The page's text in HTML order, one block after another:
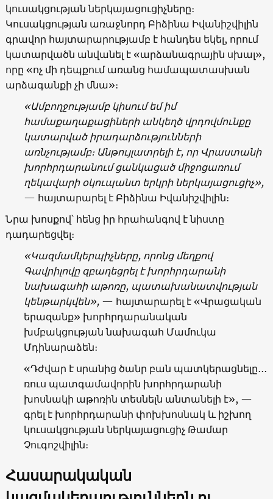
կուսակցության ներկայացուցիչները։
Կուսակցության առաջնորդ Բիձինա Իվանիշվիլին
գրավոր հայտարարությամբ է հանդես եկել, որում
կատարվածն անվանել է «արձանագրային սխալ»,
որը «ոչ մի դեպքում առանց համապատասխան
արձագանքի չի մնա»։
«Ամբողջությամբ կիսում եմ իմ
համաքաղաքացիների անկեղծ վրդովմունքը
կատարված իրադարձությունների
առնչությամբ։ Անթույլատրելի է, որ Վրաստանի
խորհրդարանում ցանկացած միջոցառում
ղեկավարի օկուպանտ երկրի ներկայացուցիչ»,
— հայտարարել է Բիձինա Իվանիշվիլին։
Նրա խոսքով՝ հենց իր հրահանգով է նիստը
դադարեցվել։
«Կազմամկերպիչները, որոնց մեղքով
Գավրիլովը զբաղեցրել է խորհրդարանի
նախագահի աթոռը, պատախանատվության
կենթարկվեն»,— հայտարարել է «Վրացական
երազանք» խորհրդարանական
խմբակցության նախագահ Մամուկա
Մդինարաձեն։
«Դժվար է սրանից ծանր բան պատկերացնելը․․․
ռուս պատգամավորին խորհրդարանի
խոսնակի աթոռին տեսնելն անտանելի է», —
գրել է խորհրդարանի փոխխոսնակ և իշխող
կուսակցության ներկայացուցիչ Թամար
Չուգոշվիլին։
Հասարակական